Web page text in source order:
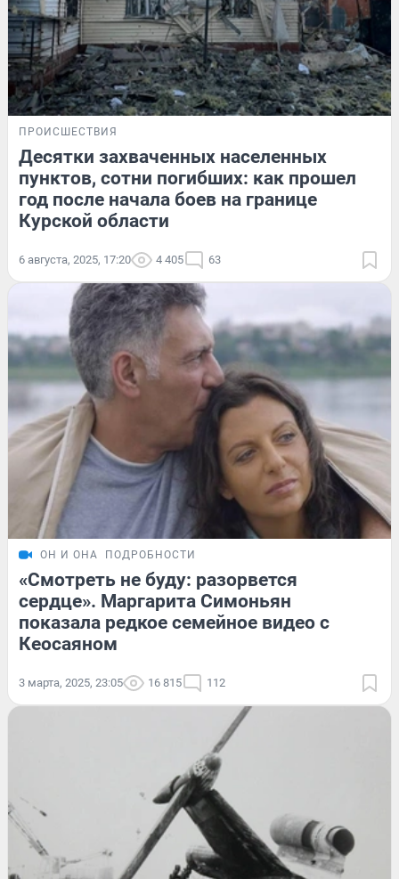
ПРОИСШЕСТВИЯ
Десятки захваченных населенных
пунктов, сотни погибших: как прошел
год после начала боев на границе
Курской области
6 августа, 2025, 17:20 4 405 63
ОН И ОНА ПОДРОБНОСТИ
«Смотреть не буду: разорвется
сердце». Маргарита Симоньян
показала редкое семейное видео с
Кеосаяном
3 марта, 2025, 23:05 16 815 112